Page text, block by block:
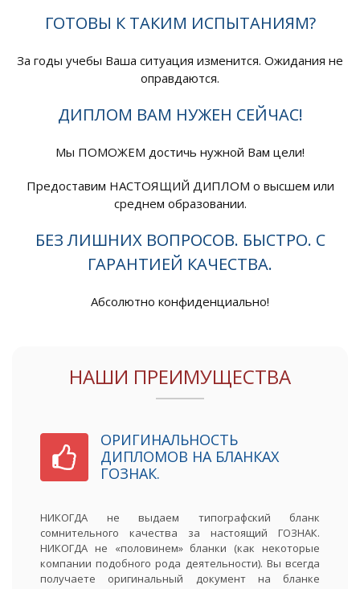
ГОТОВЫ К ТАКИМ ИСПЫТАНИЯМ?
За годы учебы Ваша ситуация изменится. Ожидания не
оправдаются.
ДИПЛОМ ВАМ НУЖЕН СЕЙЧАС!
Мы ПОМОЖЕМ достичь нужной Вам цели!
Предоставим НАСТОЯЩИЙ ДИПЛОМ о высшем или
среднем образовании.
БЕЗ ЛИШНИХ ВОПРОСОВ. БЫСТРО. С
ГАРАНТИЕЙ КАЧЕСТВА.
Абсолютно конфиденциально!
НАШИ ПРЕИМУЩЕСТВА
ОРИГИНАЛЬНОСТЬ
ДИПЛОМОВ НА БЛАНКАХ
ГОЗНАК.
НИКОГДА не выдаем типографский бланк
сомнительного качества за настоящий ГОЗНАК.
НИКОГДА не «половинем» бланки (как некоторые
компании подобного рода деятельности). Вы всегда
получаете оригинальный документ на бланке